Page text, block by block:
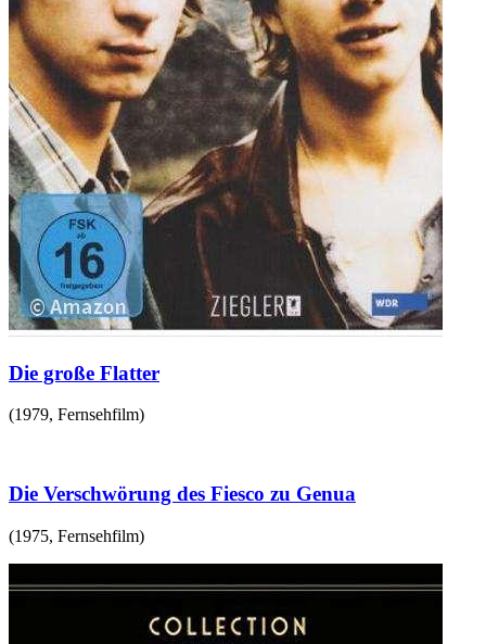
Die große Flatter
(1979, Fernsehfilm)
Die Verschwörung des Fiesco zu Genua
(1975, Fernsehfilm)